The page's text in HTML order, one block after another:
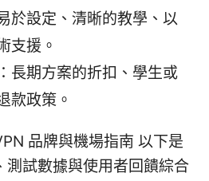
於設定、清晰的教學、以
支援。
長期方案的折扣、學生或
款政策。
品牌與機場指南 以下是
測試數據與使用者回饋綜合